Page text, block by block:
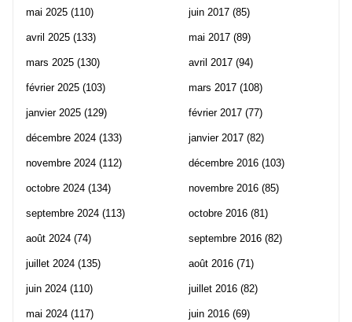
mai 2025 (110)
avril 2025 (133)
mars 2025 (130)
février 2025 (103)
janvier 2025 (129)
décembre 2024 (133)
novembre 2024 (112)
octobre 2024 (134)
septembre 2024 (113)
août 2024 (74)
juillet 2024 (135)
juin 2024 (110)
mai 2024 (117)
juin 2017 (85)
mai 2017 (89)
avril 2017 (94)
mars 2017 (108)
février 2017 (77)
janvier 2017 (82)
décembre 2016 (103)
novembre 2016 (85)
octobre 2016 (81)
septembre 2016 (82)
août 2016 (71)
juillet 2016 (82)
juin 2016 (69)